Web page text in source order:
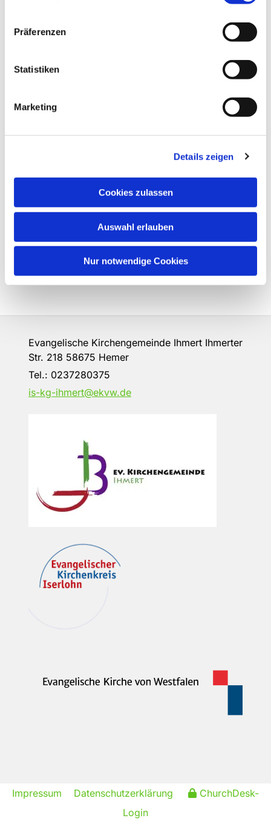
Präferenzen
Statistiken
Marketing
Details zeigen
Cookies zulassen
Auswahl erlauben
Nur notwendige Cookies
Evangelische Kirchengemeinde Ihmert Ihmerter
Str. 218 58675 Hemer
Tel.: 0237280375
is-kg-ihmert@ekvw.de
Impressum Datenschutzerklärung
ChurchDesk-
Login